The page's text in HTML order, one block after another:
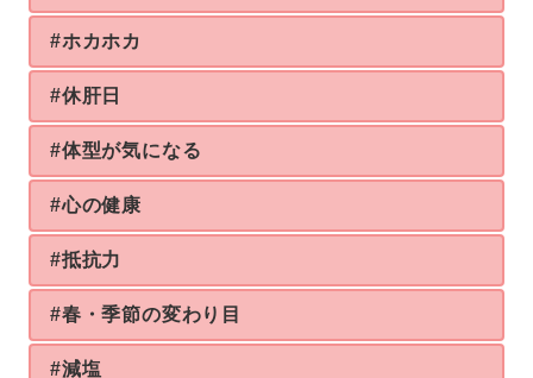
#ホカホカ
#休肝日
#体型が気になる
#心の健康
#抵抗力
#春・季節の変わり目
#減塩